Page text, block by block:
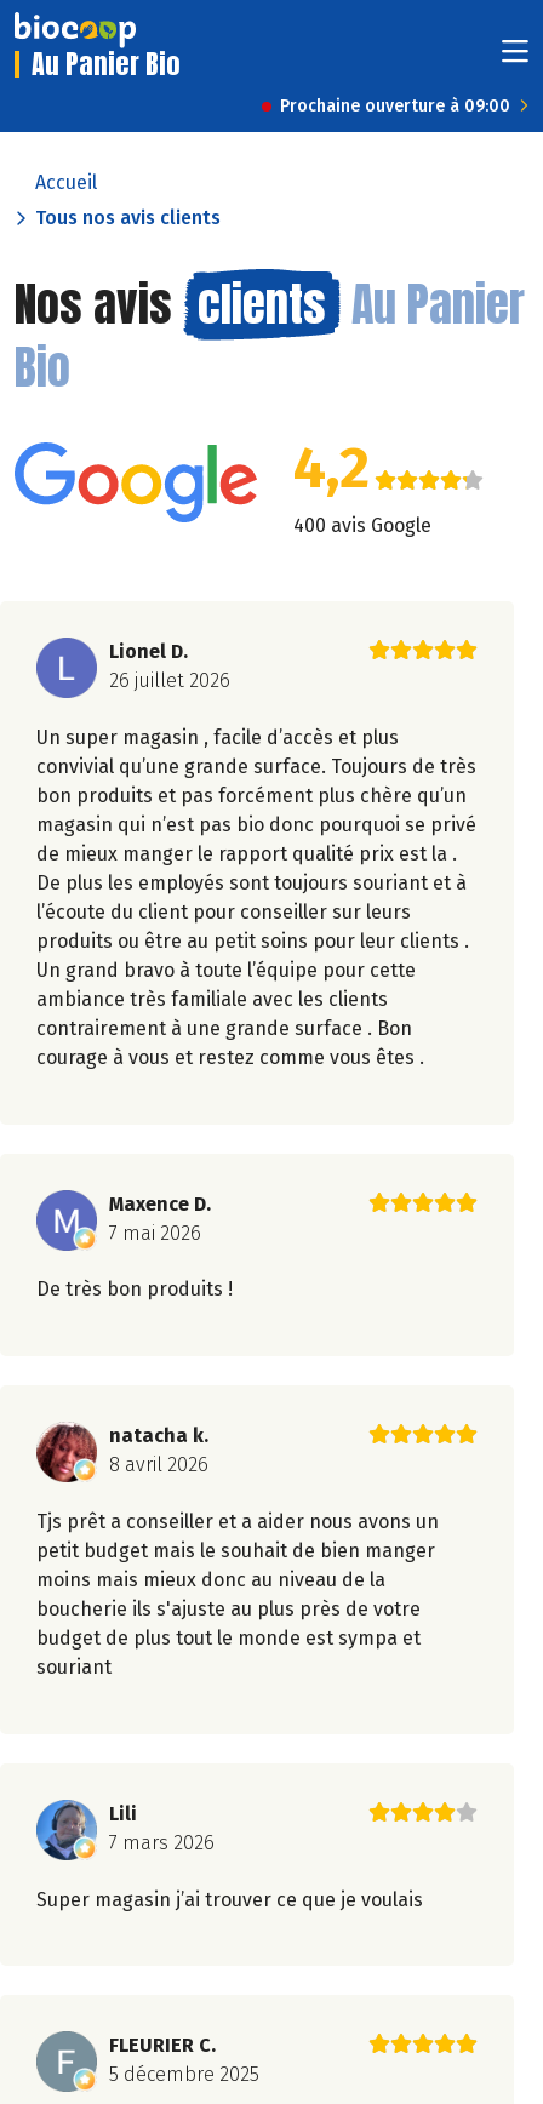
Au Panier Bio
Prochaine ouverture à 09:00
Accueil
Tous nos avis clients
Nos avis clients Au Panier
Bio
4,2
400 avis Google
Lionel D.
26 juillet 2026
Un super magasin , facile d’accès et plus
convivial qu’une grande surface. Toujours de très
bon produits et pas forcément plus chère qu’un
magasin qui n’est pas bio donc pourquoi se privé
de mieux manger le rapport qualité prix est la .
De plus les employés sont toujours souriant et à
l’écoute du client pour conseiller sur leurs
produits ou être au petit soins pour leur clients .
Un grand bravo à toute l’équipe pour cette
ambiance très familiale avec les clients
contrairement à une grande surface . Bon
courage à vous et restez comme vous êtes .
Maxence D.
7 mai 2026
De très bon produits !
natacha k.
8 avril 2026
Tjs prêt a conseiller et a aider nous avons un
petit budget mais le souhait de bien manger
moins mais mieux donc au niveau de la
boucherie ils s'ajuste au plus près de votre
budget de plus tout le monde est sympa et
souriant
Lili
7 mars 2026
Super magasin j’ai trouver ce que je voulais
FLEURIER C.
5 décembre 2025